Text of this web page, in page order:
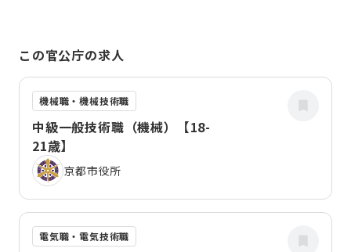
この官公庁の求人
機械職・機械技術職
中級一般技術職（機械）【18-
21歳】
京都市役所
電気職・電気技術職